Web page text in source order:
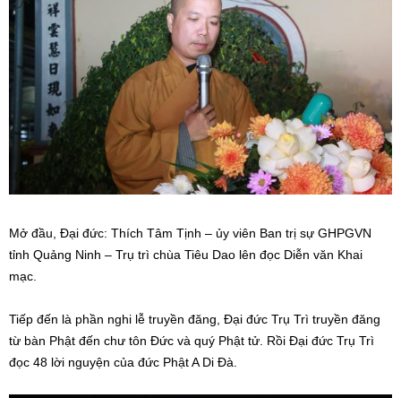
Mở đầu, Đại đức: Thích Tâm Tịnh – ủy viên Ban trị sự GHPGVN
tỉnh Quảng Ninh – Trụ trì chùa Tiêu Dao lên đọc Diễn văn Khai
mạc.
Tiếp đến là phần nghi lễ truyền đăng, Đại đức Trụ Trì truyền đăng
từ bàn Phật đến chư tôn Đức và quý Phật tử. Rồi Đại đức Trụ Trì
đọc 48 lời nguyện của đức Phật A Di Đà.